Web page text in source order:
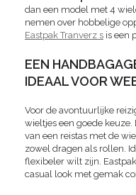
dan een model met 4
nemen over hobbelige
Eastpak Tranverz s is een
EEN
IDEAAL VOOR
Voor de avontuurlijke
wieltjes een goede
van een reistas met de
zowel dragen als rollen.
flexibeler wilt zijn.
casual look met gemak